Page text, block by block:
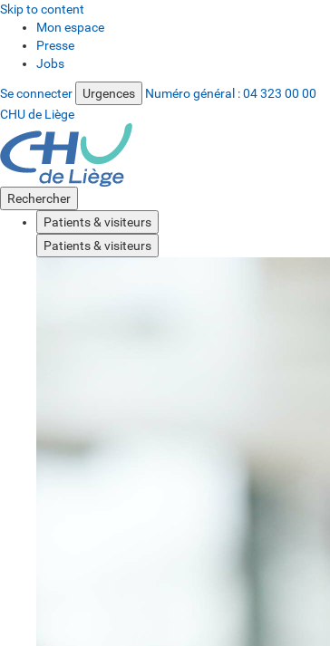
Skip to content
Mon espace
Presse
Jobs
Se connecter Urgences Numéro général :04 323 00 00
CHU de Liège
Rechercher
Patients & visiteurs
Patients & visiteurs